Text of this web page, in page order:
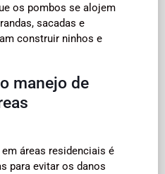
os pombos se alojem
sacadas e
construir ninhos e
manejo de
áreas residenciais é
para evitar os danos